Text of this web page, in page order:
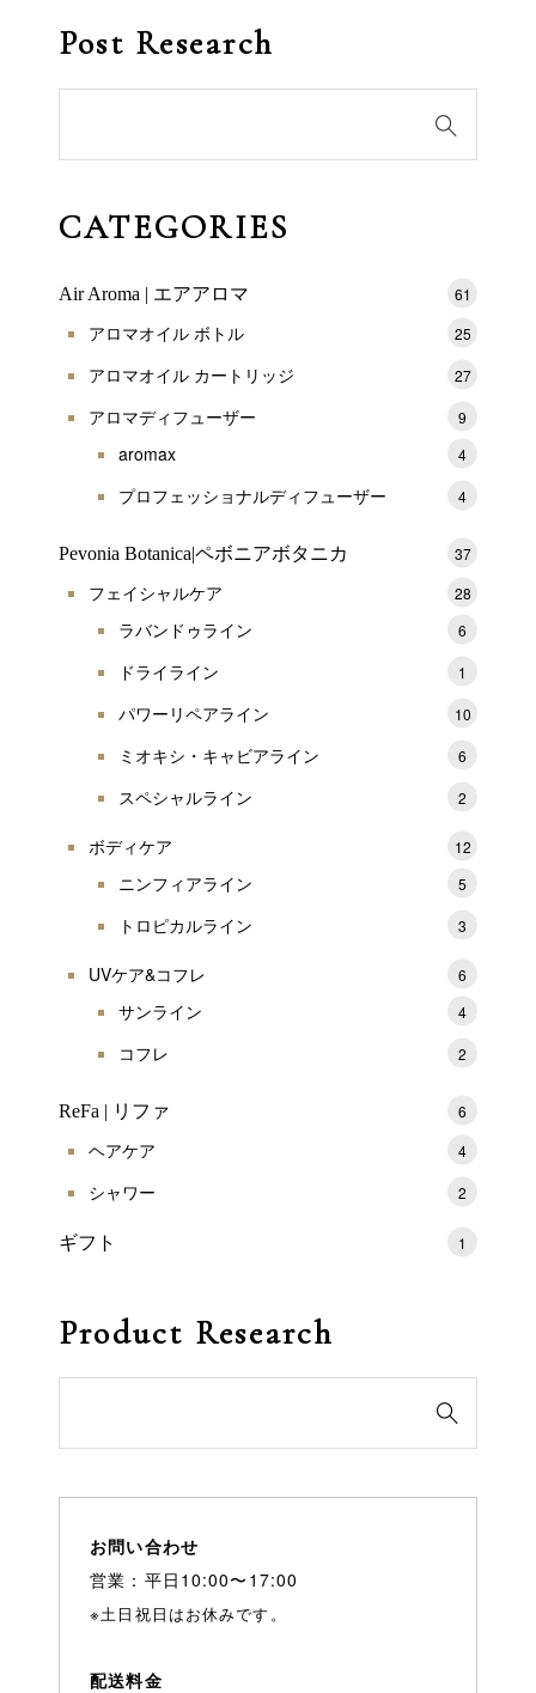
Post Research
CATEGORIES
Air Aroma | エアアロマ 61
アロマオイル ボトル 25
アロマオイル カートリッジ 27
アロマディフューザー 9
aromax 4
プロフェッショナルディフューザー 4
Pevonia Botanica|ペボニアボタニカ 37
フェイシャルケア 28
ラバンドゥライン 6
ドライライン 1
パワーリペアライン 10
ミオキシ・キャビアライン 6
スペシャルライン 2
ボディケア 12
ニンフィアライン 5
トロピカルライン 3
UVケア&コフレ 6
サンライン 4
コフレ 2
ReFa | リファ 6
ヘアケア 4
シャワー 2
ギフト 1
Product Research
象:

お問い合わせ
営業：平日10:00〜17:00
※土日祝日はお休みです。
配送料金